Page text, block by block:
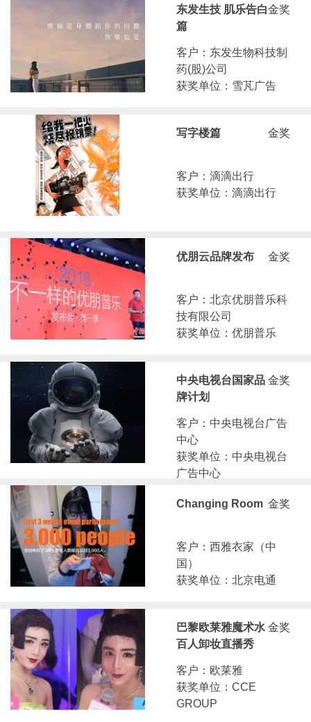
金奖
东发生技 肌乐告白
篇
客户：东发生物科技制
药(股)公司
获奖单位：雪芃广告
金奖
写字楼篇
客户：滴滴出行
获奖单位：滴滴出行
金奖
优朋云品牌发布
客户：北京优朋普乐科
技有限公司
获奖单位：优朋普乐
金奖
中央电视台国家品
牌计划
客户：中央电视台广告
中心
获奖单位：中央电视台
广告中心
金奖
Changing Room
客户：西雅衣家（中
国）
获奖单位：北京电通
金奖
巴黎欧莱雅魔术水
百人卸妆直播秀
客户：欧莱雅
获奖单位：CCE
GROUP